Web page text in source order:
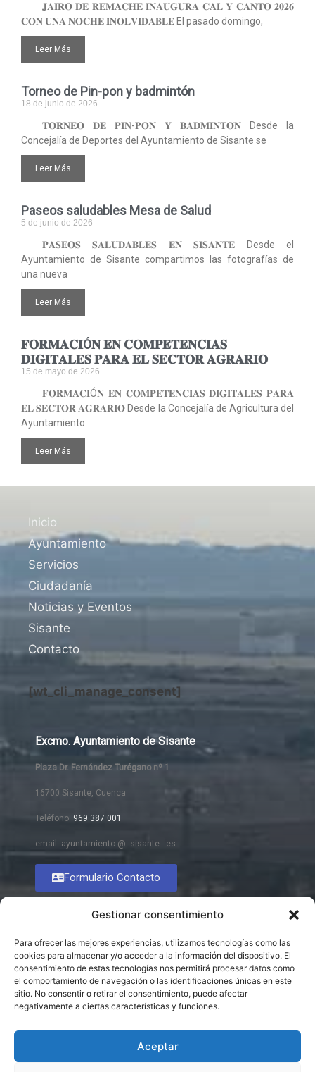
Gestionar consentimiento
Para ofrecer las mejores experiencias, utilizamos tecnologías como las
cookies para almacenar y/o acceder a la información del dispositivo. El
consentimiento de estas tecnologías nos permitirá procesar datos como
el comportamiento de navegación o las identificaciones únicas en este
sitio. No consentir o retirar el consentimiento, puede afectar
negativamente a ciertas características y funciones.
Aceptar
𝐉𝐀𝐈𝐑𝐎 𝐃𝐄 𝐑𝐄𝐌𝐀𝐂𝐇𝐄 𝐈𝐍𝐀𝐔𝐆𝐔𝐑𝐀 𝐂𝐀𝐋 𝐘 𝐂𝐀𝐍𝐓𝐎 𝟐𝟎𝟐𝟔
𝐂𝐎𝐍 𝐔𝐍𝐀 𝐍𝐎𝐂𝐇𝐄 𝐈𝐍𝐎𝐋𝐕𝐈𝐃𝐀𝐁𝐋𝐄 El pasado domingo,
Leer Más
Torneo de Pin-pon y badmintón
18 de junio de 2026
𝐓𝐎𝐑𝐍𝐄𝐎 𝐃𝐄 𝐏𝐈𝐍-𝐏𝐎𝐍 𝐘 𝐁𝐀𝐃𝐌𝐈𝐍𝐓𝐎́𝐍 Desde la
Concejalía de Deportes del Ayuntamiento de Sisante se
Leer Más
Paseos saludables Mesa de Salud
5 de junio de 2026
𝐏𝐀𝐒𝐄𝐎𝐒 𝐒𝐀𝐋𝐔𝐃𝐀𝐁𝐋𝐄𝐒 𝐄𝐍 𝐒𝐈𝐒𝐀𝐍𝐓𝐄 Desde el
Ayuntamiento de Sisante compartimos las fotografías de
una nueva
Leer Más
𝐅𝐎𝐑𝐌𝐀𝐂𝐈Ó𝐍 𝐄𝐍 𝐂𝐎𝐌𝐏𝐄𝐓𝐄𝐍𝐂𝐈𝐀𝐒
𝐃𝐈𝐆𝐈𝐓𝐀𝐋𝐄𝐒 𝐏𝐀𝐑𝐀 𝐄𝐋 𝐒𝐄𝐂𝐓𝐎𝐑 𝐀𝐆𝐑𝐀𝐑𝐈𝐎
15 de mayo de 2026
𝐅𝐎𝐑𝐌𝐀𝐂𝐈Ó𝐍 𝐄𝐍 𝐂𝐎𝐌𝐏𝐄𝐓𝐄𝐍𝐂𝐈𝐀𝐒 𝐃𝐈𝐆𝐈𝐓𝐀𝐋𝐄𝐒 𝐏𝐀𝐑𝐀
𝐄𝐋 𝐒𝐄𝐂𝐓𝐎𝐑 𝐀𝐆𝐑𝐀𝐑𝐈𝐎 Desde la Concejalía de Agricultura del
Ayuntamiento
Leer Más
Inicio
Ayuntamiento
Servicios
Ciudadanía
Noticias y Eventos
Sisante
Contacto
[wt_cli_manage_consent]
Excmo. Ayuntamiento de Sisante
Plaza Dr. Fernández Turégano nº 1
16700 Sisante, Cuenca
Teléfono: 969 387 001
email: ayuntamiento @ sisante . es
Formulario Contacto